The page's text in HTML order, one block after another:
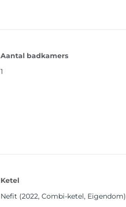
Aantal badkamers
1
Ketel
Nefit (2022, Combi-ketel, Eigendom)